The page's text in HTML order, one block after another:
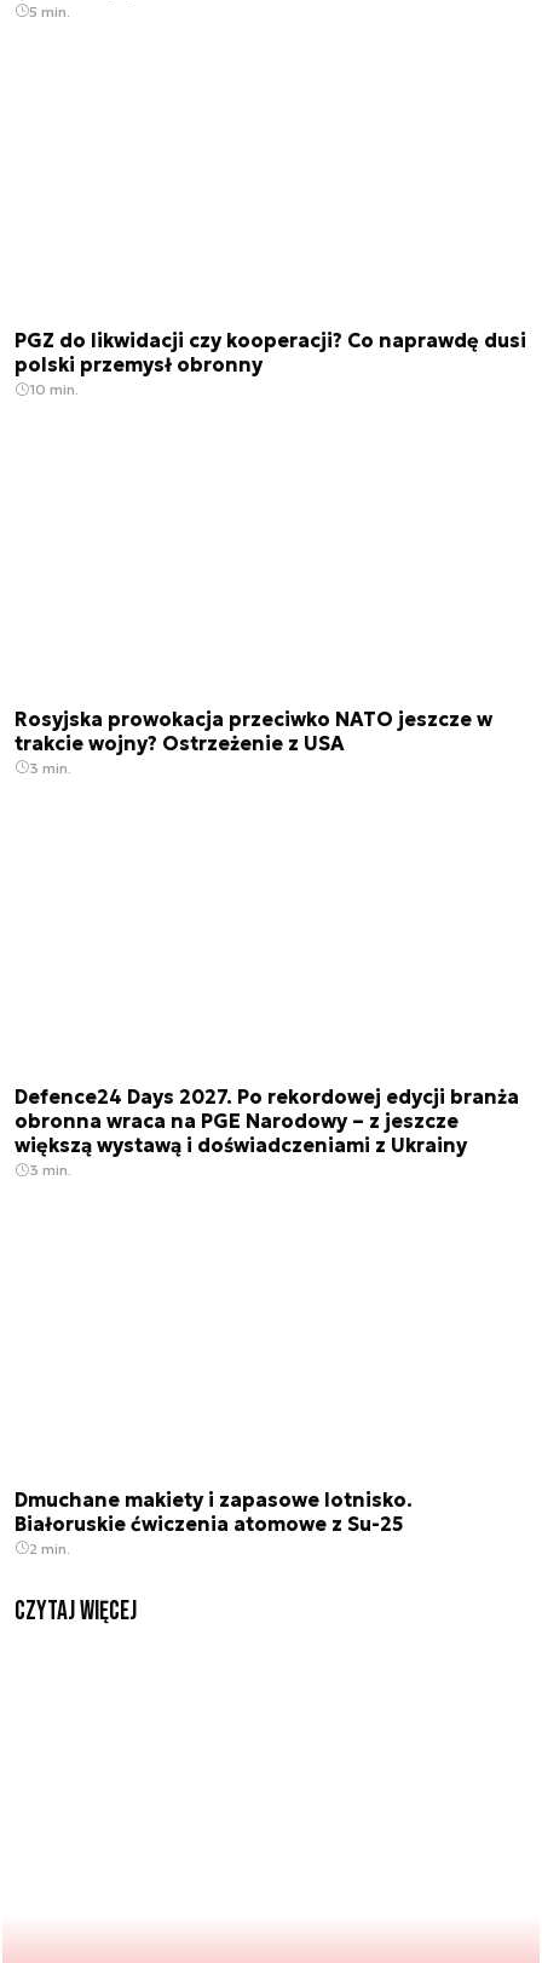
5 min.
PGZ do likwidacji czy kooperacji? Co naprawdę dusi
polski przemysł obronny
10 min.
Rosyjska prowokacja przeciwko NATO jeszcze w
trakcie wojny? Ostrzeżenie z USA
3 min.
Defence24 Days 2027. Po rekordowej edycji branża
obronna wraca na PGE Narodowy – z jeszcze
większą wystawą i doświadczeniami z Ukrainy
3 min.
Dmuchane makiety i zapasowe lotnisko.
Białoruskie ćwiczenia atomowe z Su-25
2 min.
czytaj więcej